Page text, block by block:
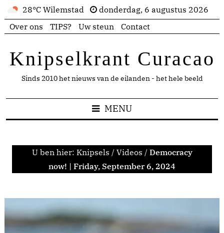
28°C Wilemstad
donderdag, 6 augustus 2026
Over ons
TIPS? Uw steun Contact
Knipselkrant Curacao
Sinds 2010 het nieuws van de eilanden - het hele beeld
MENU
U ben hier: Knipsels / Videos / Democracy
now! | Friday, September 6, 2024